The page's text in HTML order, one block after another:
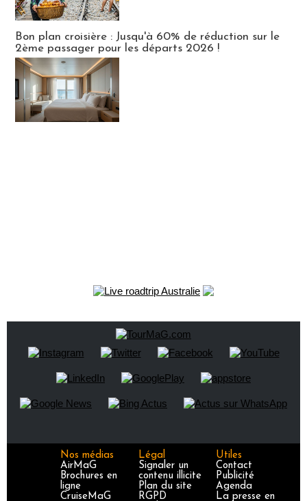
Bon plan croisière : Jusqu'à 60% de réduction sur le
2ème passager pour les départs 2026 !
Nos médias
AirMaG
Brochures en
ligne
CruiseMaG
Légal
Signaler un
contenu illicite
Plan du site
RGPD
Utiles
Contact
Publicité
Agenda
La presse en